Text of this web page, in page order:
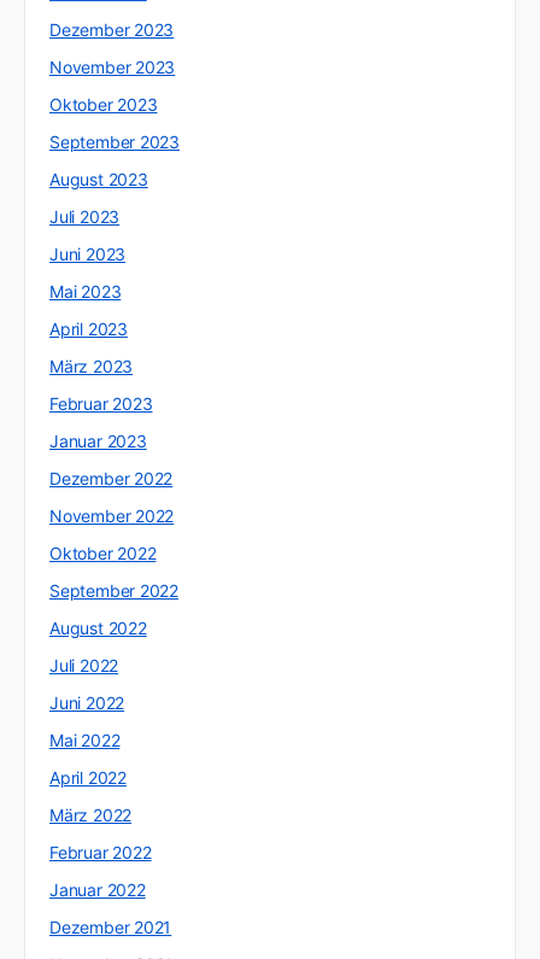
Dezember 2023
November 2023
Oktober 2023
September 2023
August 2023
Juli 2023
Juni 2023
Mai 2023
April 2023
März 2023
Februar 2023
Januar 2023
Dezember 2022
November 2022
Oktober 2022
September 2022
August 2022
Juli 2022
Juni 2022
Mai 2022
April 2022
März 2022
Februar 2022
Januar 2022
Dezember 2021